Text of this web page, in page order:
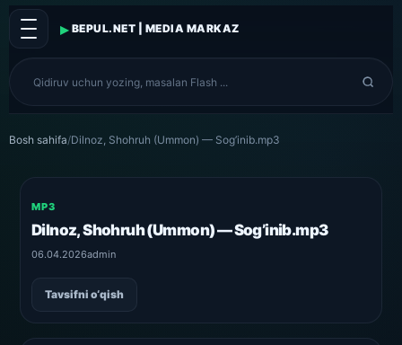
▸ BEPUL.NET | MEDIA MARKAZ
Bosh sahifa/Dilnoz, Shohruh (Ummon) — Sog’inib.mp3
MP3
Dilnoz, Shohruh (Ummon) — Sog’inib.mp3
06.04.2026admin
Tavsifni o‘qish